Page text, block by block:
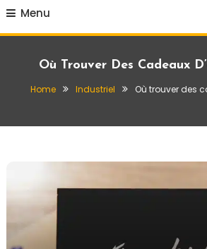
Menu
Où Trouver Des Cadeaux
Home Industriel Où trouver des